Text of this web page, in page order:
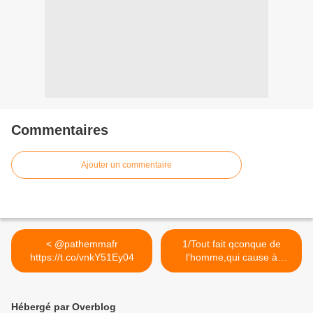
Commentaires
Ajouter un commentaire
< @pathemmafr
https://t.co/vnkY51Ey04
1/Tout fait qconque de
l'homme,qui cause à
autrui... >
Hébergé par Overblog